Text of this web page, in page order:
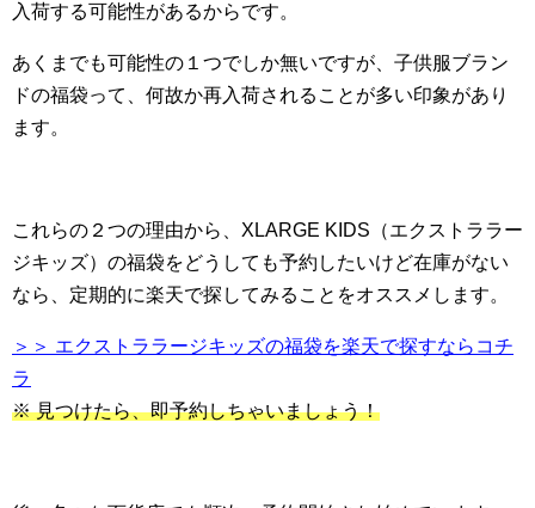
入荷する可能性があるからです。
あくまでも可能性の１つでしか無いですが、子供服ブラン
ドの福袋って、何故か再入荷されることが多い印象があり
ます。
これらの２つの理由から、XLARGE KIDS（エクストララー
ジキッズ）の福袋をどうしても予約したいけど在庫がない
なら、定期的に楽天で探してみることをオススメします。
＞＞ エクストララージキッズの福袋を楽天で探すならコチ
ラ
※ 見つけたら、即予約しちゃいましょう！